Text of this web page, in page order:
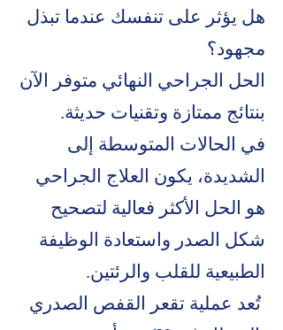
هل يؤثر على تنفسك عندما تبذل
مجهود؟
الحل الجراحي النهائي متوفر الآن
بنتائج ممتازة وتقنيات حديثة.
في الحالات المتوسطة إلى
الشديدة، يكون العلاج الجراحي
هو الحل الأكثر فعالية لتصحيح
شكل الصدر واستعادة الوظيفة
الطبيعية للقلب والرئتين.
تُعد عملية تقعر القفص الصدري